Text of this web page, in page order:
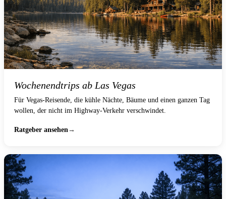
Wochenendtrips ab Las Vegas
Für Vegas-Reisende, die kühle Nächte, Bäume und einen ganzen Tag
wollen, der nicht im Highway-Verkehr verschwindet.
Ratgeber ansehen